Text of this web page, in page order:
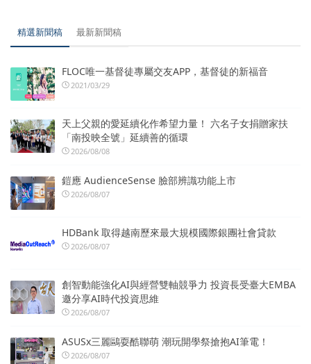
精選新聞稿 最新新聞稿
FLOC唯一基督徒專屬交友APP，基督徒的新福音
2021/03/29
天上父親的愛延續化作希望力量！ 六名子女捐贈家扶
「南投映全號」延續善的循環
2026/08/08
鎧應 AudienceSense 臉部辨識功能上市
2026/08/07
HDBank 取得越南歷來最大規模國際銀團社會貸款
2026/08/07
創智動能強化AI與經營雙軸競爭力 投資長受臺大EMBA
邀分享AI時代投資思維
2026/08/07
ASUSx三麗鷗耍酷聯萌 潮玩開學祭搶抱AI筆電！
2026/08/07